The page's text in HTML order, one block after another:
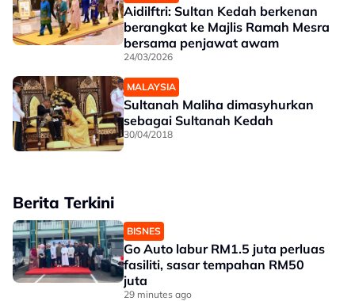
Aidilftri: Sultan Kedah berkenan
berangkat ke Majlis Ramah Mesra
bersama penjawat awam
24/03/2026
MALAYSIA
Sultanah Maliha dimasyhurkan
sebagai Sultanah Kedah
30/04/2018
Berita Terkini
BISNES
Go Auto labur RM1.5 juta perluas
fasiliti, sasar tempahan RM50
juta
29 minutes ago